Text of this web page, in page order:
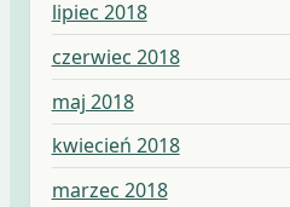
lipiec 2018
czerwiec 2018
maj 2018
kwiecień 2018
marzec 2018